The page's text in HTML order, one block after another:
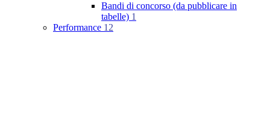
Bandi di concorso (da pubblicare in
tabelle) 1
Performance 12